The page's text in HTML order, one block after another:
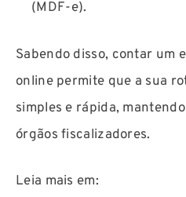
(MDF-e).
Sabendo disso, contar um
online permite que a sua
simples e rápida,
órgãos fiscalizadores.
Leia mais em: